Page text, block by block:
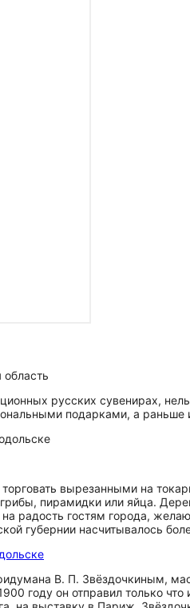
русских сувенирах,
подарками, а
торговать вырезанными на
пирамидки или яйца.
на радость гостям города,
губернии насчитывалось
В. П. Звёздочкиным,
году он отправил только